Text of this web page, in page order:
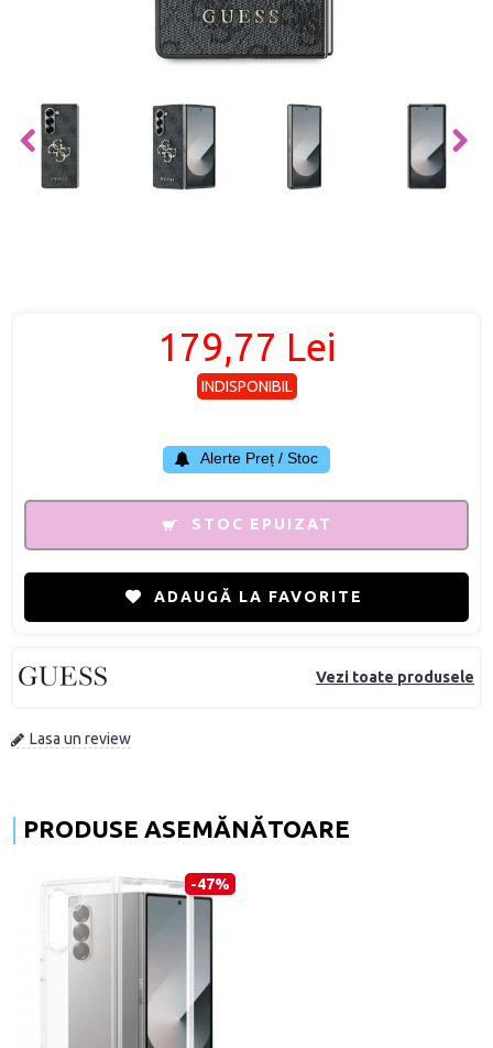
Vezi toate produsele
Lasa un review
179,77 Lei
INDISPONIBIL
Alerte Preț / Stoc
STOC EPUIZAT
ADAUGĂ LA FAVORITE
PRODUSE ASEMĂNĂTOARE
-47%